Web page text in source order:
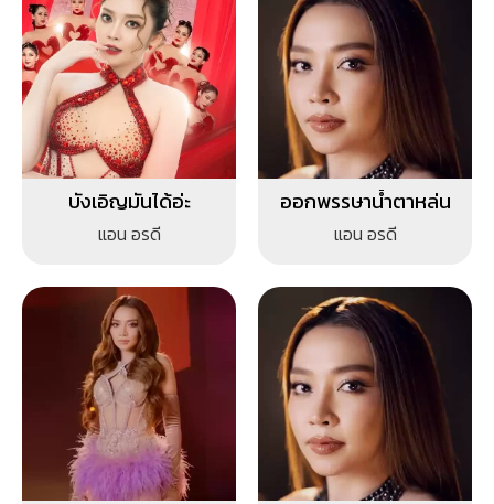
บังเอิญมันได้อ่ะ
แอน อรดี
ออกพรรษาน้ำตาหล่น
แอน อรดี